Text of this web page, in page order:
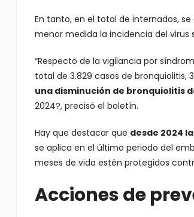
En tanto, en el total de internados, se
menor medida la incidencia del virus
“Respecto de la vigilancia por
total de 3.829 casos de bronquiolitis,
una disminución de bronquiolitis
2024?, precisó el boletín.
Hay que destacar que desde 2024
se aplica en el último periodo del
meses de vida estén protegidos
Acciones de